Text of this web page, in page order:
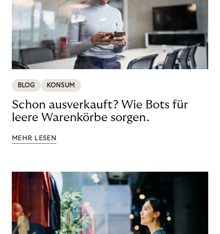
BLOG KONSUM
Schon ausverkauft? Wie Bots für
leere Warenkörbe sorgen.
MEHR LESEN